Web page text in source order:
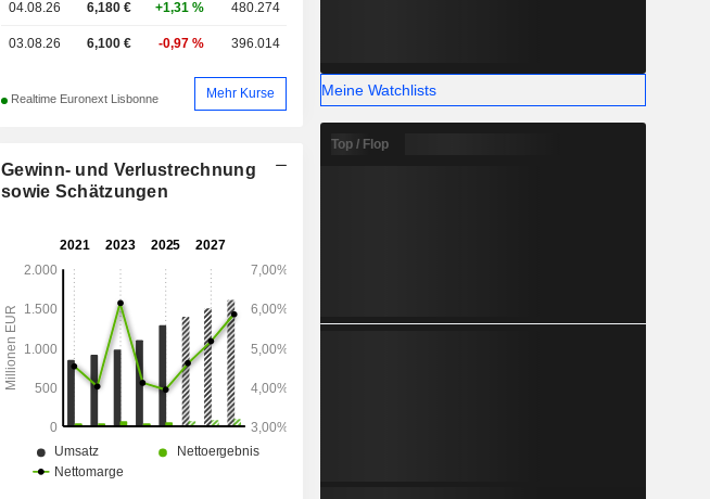
04.08.26 6,180 € +1,31 % 480.274
03.08.26 6,100 € -0,97 % 396.014
Realtime Euronext Lisbonne Mehr Kurse
Gewinn- und Verlustrechnung
sowie Schätzungen
Meine Watchlists
Top / Flop